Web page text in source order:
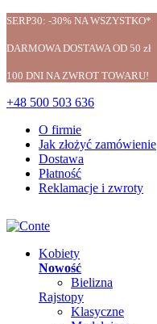
SERP30: -30% NA WSZYSTKO*
DARMOWA DOSTAWA OD 50 zł
100 DNI NA ZWROT TOWARU!
+48 500 503 636
O firmie
Jak złożyć zamówienie
Dostawa
Płatność
Reklamacje i zwroty
Kobiety
Nowość
Bielizna
Rajstopy
Klasyczne